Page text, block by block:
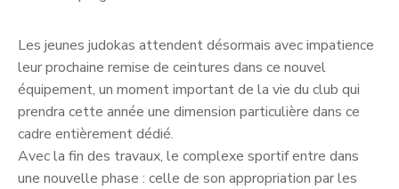
Les jeunes judokas attendent désormais avec impatience
leur prochaine remise de ceintures dans ce nouvel
équipement, un moment important de la vie du club qui
prendra cette année une dimension particulière dans ce
cadre entièrement dédié.
Avec la fin des travaux, le complexe sportif entre dans
une nouvelle phase : celle de son appropriation par les